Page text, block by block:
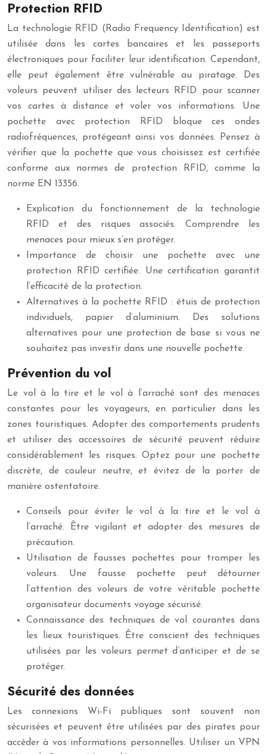
Protection RFID
La technologie RFID (Radio Frequency Identification) est
utilisée dans les cartes bancaires et les passeports
électroniques pour faciliter leur identification. Cependant,
elle peut également être vulnérable au piratage. Des
voleurs peuvent utiliser des lecteurs RFID pour scanner
vos cartes à distance et voler vos informations. Une
pochette avec protection RFID bloque ces ondes
radiofréquences, protégeant ainsi vos données. Pensez à
vérifier que la pochette que vous choisissez est certifiée
conforme aux normes de protection RFID, comme la
norme EN 13356.
Explication du fonctionnement de la technologie
RFID et des risques associés. Comprendre les
menaces pour mieux s’en protéger.
Importance de choisir une pochette avec une
protection RFID certifiée. Une certification garantit
l’efficacité de la protection.
Alternatives à la pochette RFID : étuis de protection
individuels, papier d’aluminium. Des solutions
alternatives pour une protection de base si vous ne
souhaitez pas investir dans une nouvelle pochette.
Prévention du vol
Le vol à la tire et le vol à l’arraché sont des menaces
constantes pour les voyageurs, en particulier dans les
zones touristiques. Adopter des comportements prudents
et utiliser des accessoires de sécurité peuvent réduire
considérablement les risques. Optez pour une pochette
discrète, de couleur neutre, et évitez de la porter de
manière ostentatoire.
Conseils pour éviter le vol à la tire et le vol à
l’arraché. Être vigilant et adopter des mesures de
précaution.
Utilisation de fausses pochettes pour tromper les
voleurs. Une fausse pochette peut détourner
l’attention des voleurs de votre véritable pochette
organisateur documents voyage sécurisé.
Connaissance des techniques de vol courantes dans
les lieux touristiques. Être conscient des techniques
utilisées par les voleurs permet d’anticiper et de se
protéger.
Sécurité des données
Les connexions Wi-Fi publiques sont souvent non
sécurisées et peuvent être utilisées par des pirates pour
accéder à vos informations personnelles. Utiliser un VPN